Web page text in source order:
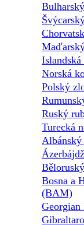
Norská
Polský
Ruský
Turecká
Bosna a
(BAM)